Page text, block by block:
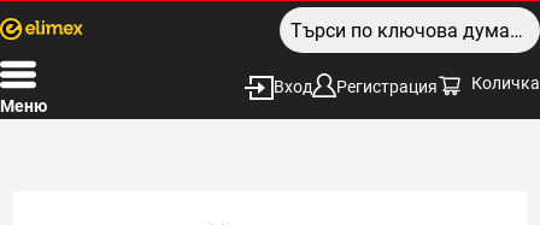
Меню
Вход Регистрация Количка